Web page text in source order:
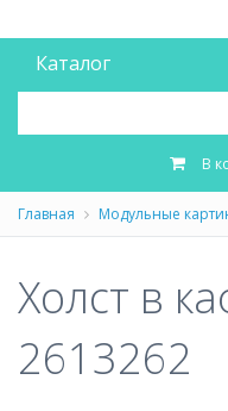
Каталог
В
Главная Модульные
Холст в
2613262